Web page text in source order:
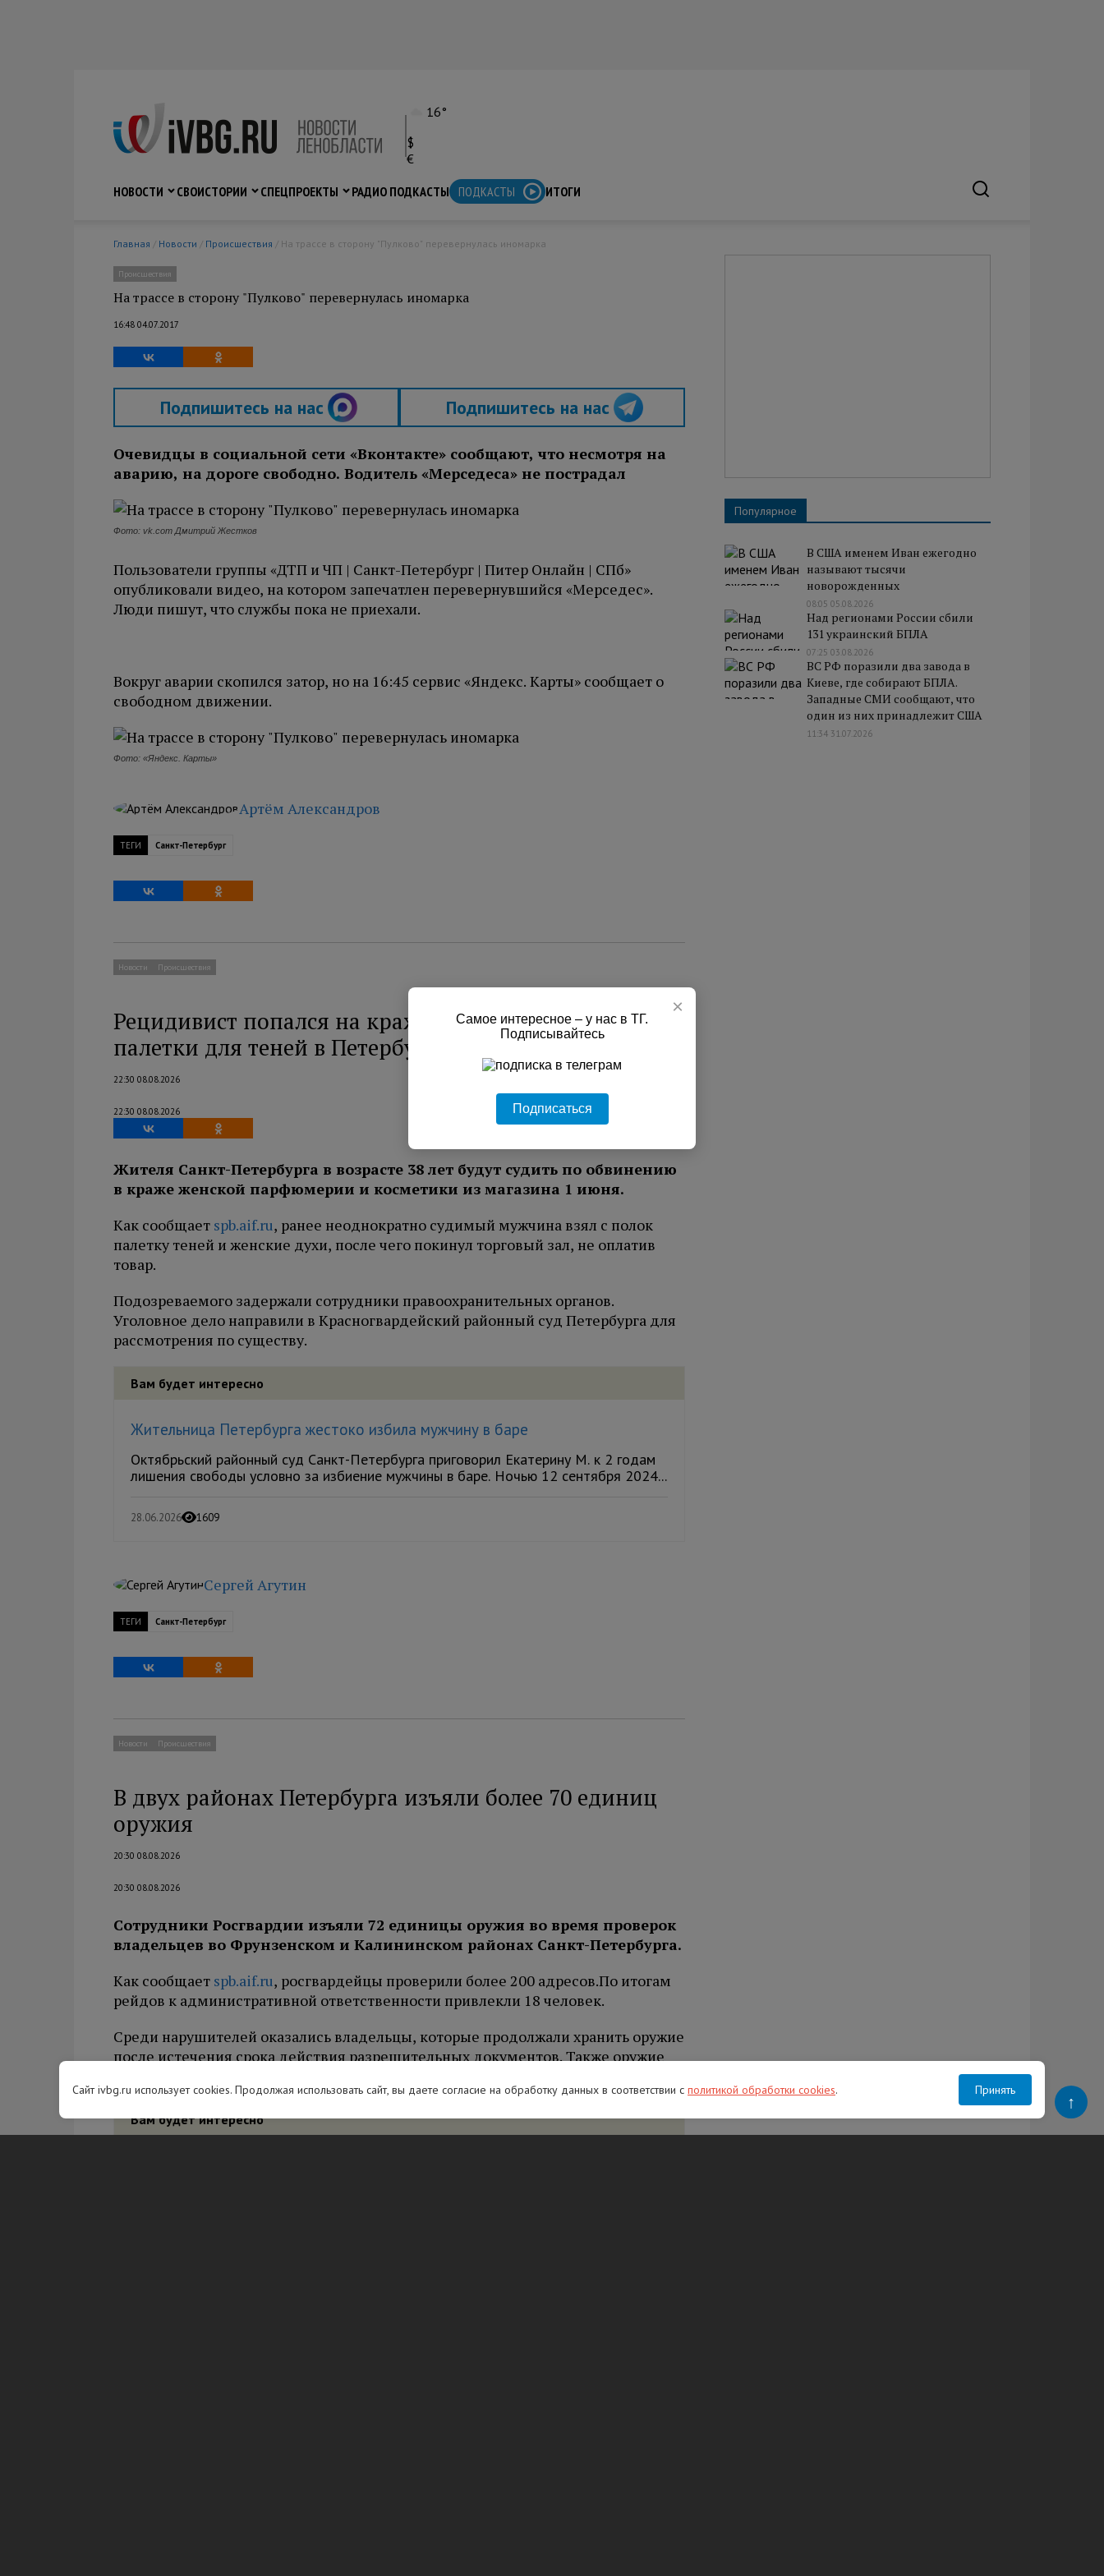
16°
$
€
НОВОСТИ
СВОИСТОРИИ СПЕЦПРОЕКТЫ РАДИО ПОДКАСТЫ ПОДКАСТЫ ИТОГИ
Главная / Новости / Происшествия / На трассе в сторону "Пулково" перевернулась иномарка
Происшествия
На трассе в сторону "Пулково" перевернулась иномарка
16:48 04.07.2017
Подпишитесь на нас Подпишитесь на нас
Очевидцы в социальной сети «Вконтакте» сообщают, что несмотря на
аварию, на дороге свободно. Водитель «Мерседеса» не пострадал
Фото: vk.com Дмитрий Жестков
Пользователи группы «ДТП и ЧП | Санкт-Петербург | Питер Онлайн | СПб»
опубликовали видео, на котором запечатлен перевернувшийся «Мерседес».
Люди пишут, что службы пока не приехали.
Вокруг аварии скопился затор, но на 16:45 сервис «Яндекс. Карты» сообщает о
свободном движении.
Фото: «Яндекс. Карты»
Артём Александров
ТЕГИ Санкт-Петербург
Новости Происшествия
Рецидивист попался на краже женских духов и
палетки для теней в Петербурге
22:30 08.08.2026
22:30 08.08.2026
Жителя Санкт-Петербурга в возрасте 38 лет будут судить по обвинению
в краже женской парфюмерии и косметики из магазина 1 июня.
Как сообщает spb.aif.ru, ранее неоднократно судимый мужчина взял с полок
палетку теней и женские духи, после чего покинул торговый зал, не оплатив
товар.
Подозреваемого задержали сотрудники правоохранительных органов.
Уголовное дело направили в Красногвардейский районный суд Петербурга для
рассмотрения по существу.
Вам будет интересно
Жительница Петербурга жестоко избила мужчину в баре
Октябрьский районный суд Санкт-Петербурга приговорил Екатерину М. к 2 годам
лишения свободы условно за избиение мужчины в баре. Ночью 12 сентября 2024...
28.06.2026 1609
Сергей Агутин
ТЕГИ Санкт-Петербург
Новости Происшествия
В двух районах Петербурга изъяли более 70 единиц
оружия
20:30 08.08.2026
20:30 08.08.2026
Сотрудники Росгвардии изъяли 72 единицы оружия во время проверок
владельцев во Фрунзенском и Калининском районах Санкт-Петербурга.
Как сообщает spb.aif.ru, росгвардейцы проверили более 200 адресов.По итогам
рейдов к административной ответственности привлекли 18 человек.
Среди нарушителей оказались владельцы, которые продолжали хранить оружие
после истечения срока действия разрешительных документов. Также оружие
Вам будет интересно
Популярное
В США именем Иван ежегодно
называют тысячи
новорожденных
08:05 05.08.2026
Над регионами России сбили
131 украинский БПЛА
07:25 03.08.2026
ВС РФ поразили два завода в
Киеве, где собирают БПЛА.
Западные СМИ сообщают, что
один из них принадлежит США
11:34 31.07.2026
×
Самое интересное – у нас в ТГ.
Подписывайтесь
Подписаться
Сайт ivbg.ru использует cookies. Продолжая использовать сайт, вы даете согласие на обработку данных в соответствии с политикой обработки cookies. Принять
↑